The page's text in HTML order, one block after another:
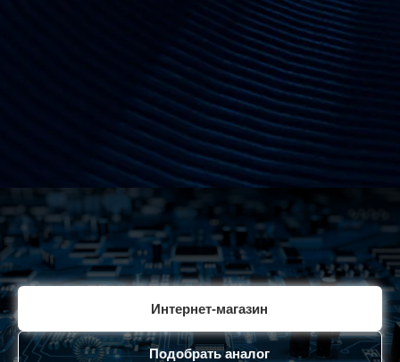
Интернет-магазин
Подобрать аналог